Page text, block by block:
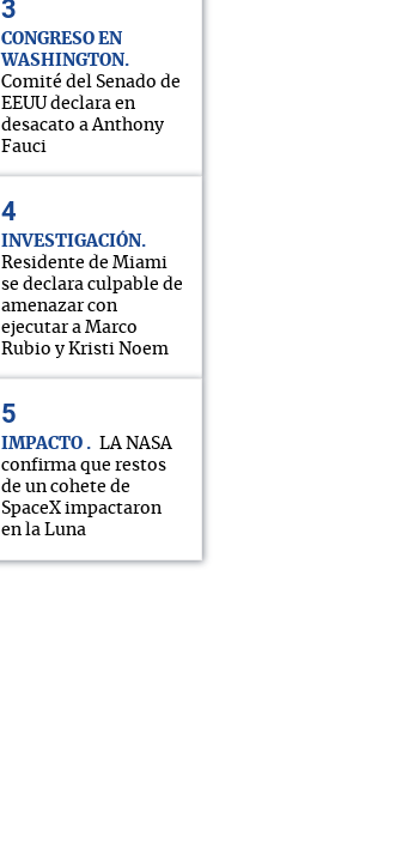
CONGRESO EN
WASHINGTON
Comité del Senado de
EEUU declara en
desacato a Anthony
Fauci
INVESTIGACIÓN
Residente de Miami
se declara culpable de
amenazar con
ejecutar a Marco
Rubio y Kristi Noem
IMPACTO
LA NASA
confirma que restos
de un cohete de
SpaceX impactaron
en la Luna